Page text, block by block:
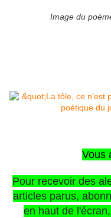
Image du
Vous
Pour recevoir des
articles parus,
en haut de